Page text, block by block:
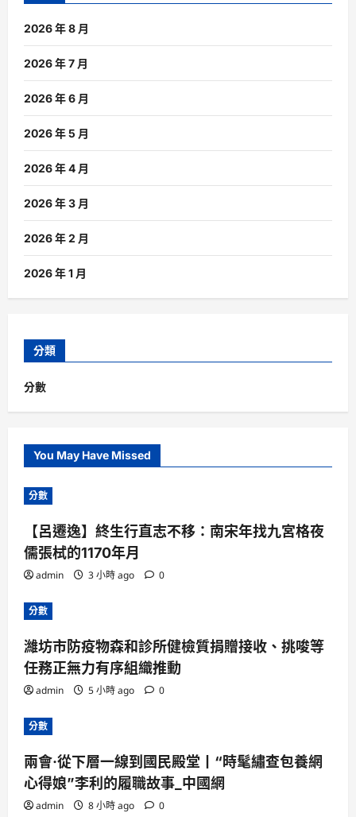
2026 年 8 月
2026 年 7 月
2026 年 6 月
2026 年 5 月
2026 年 4 月
2026 年 3 月
2026 年 2 月
2026 年 1 月
分類
分數
You May Have Missed
分數
【呂遷逸】終生行直志不移：南宋年找九宮格夜
儒張栻的1170年月
admin 3 小時 ago 0
分數
濰坊市防疫物森和診所健檢質捐贈接收、挑唆等
任務正無力有序組織推動
admin 5 小時 ago 0
分數
兩會·從下層一線到國民殿堂丨“時髦繡查包養網
心得娘”李利的履職故事_中國網
admin 8 小時 ago 0